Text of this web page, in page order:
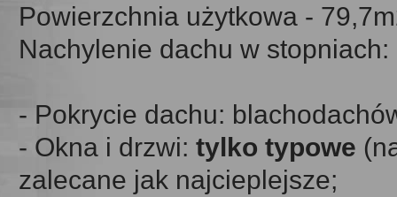
Powierzchnia użytkowa -
Nachylenie dachu w stopniach:
- Pokrycie dachu:
- Okna i drzwi:tylko typowe
zalecane jak najcieplejsze;